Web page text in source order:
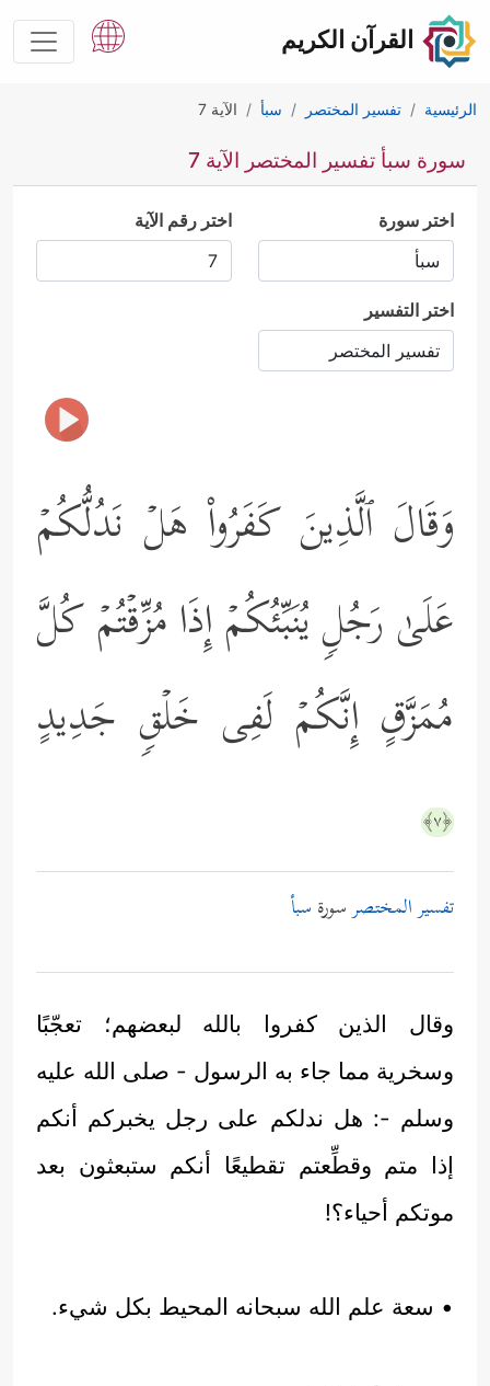
القرآن الكريم
الرئيسية تفسير المختصر سبأ الآية 7
سورة سبأ تفسير المختصر الآية 7
اختر سورة اختر رقم الآية
اختر التفسير
وَقَالَ ٱلَّذِینَ كَفَرُواْ هَلۡ نَدُلُّكُمۡ
عَلَىٰ رَجُلࣲ یُنَبِّئُكُمۡ إِذَا مُزِّقۡتُمۡ كُلَّ
مُمَزَّقٍ إِنَّكُمۡ لَفِی خَلۡقࣲ جَدِیدٍ
﴿٧﴾
تفسير المختصرسورة سبأ
وقال الذين كفروا بالله لبعضهم؛ تعجّبًا
وسخرية مما جاء به الرسول - صلى الله عليه
وسلم -: هل ندلكم على رجل يخبركم أنكم
إذا متم وقطِّعتم تقطيعًا أنكم ستبعثون بعد
موتكم أحياء؟!
• سعة علم الله سبحانه المحيط بكل شيء.